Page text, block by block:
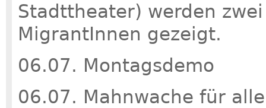
Stadttheater) werden
MigrantInnen gezeigt.
06.07. Montagsdemo
06.07. Mahnwache für